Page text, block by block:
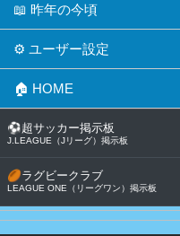
📖 昨年の今頃
⚙️ ユーザー設定
🏠 HOME
⚽超サッカー掲示板
J.LEAGUE（Jリーグ）掲示板
🏉ラグビークラブ
LEAGUE ONE（リーグワン）掲示板